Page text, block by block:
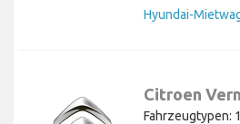
Hyundai-
Citroen
Fahrzeugtypen: 1